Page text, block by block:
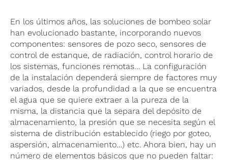
En los últimos años, las soluciones de bombeo solar
han evolucionado bastante, incorporando nuevos
componentes: sensores de pozo seco, sensores de
control de estanque, de radiación, control horario de
los sistemas, funciones remotas… La configuración
de la instalación dependerá siempre de factores muy
variados, desde la profundidad a la que se encuentra
el agua que se quiere extraer a la pureza de la
misma, la distancia que la separa del depósito de
almacenamiento, la presión que se necesita según el
sistema de distribución establecido (riego por goteo,
aspersión, almacenamiento…) etc. Ahora bien, hay un
número de elementos básicos que no pueden faltar: